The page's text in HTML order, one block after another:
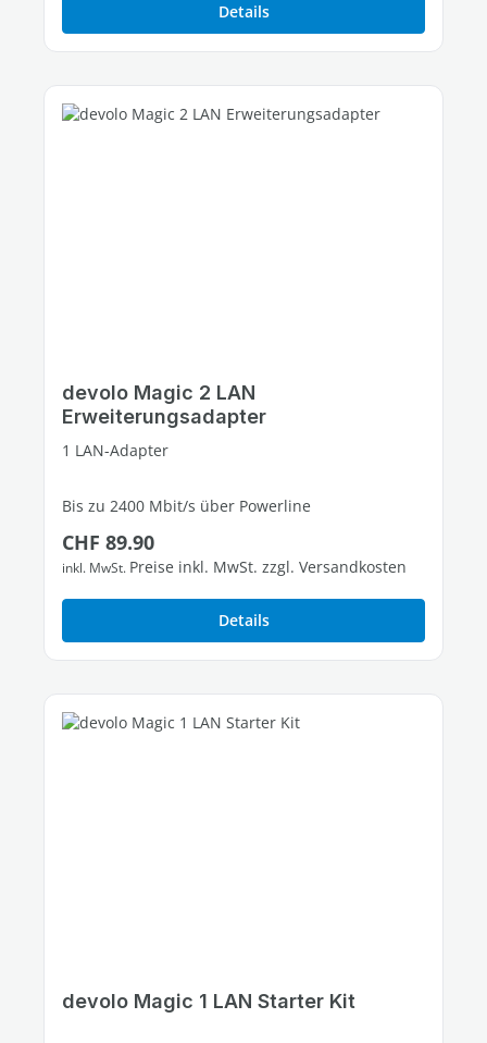
Details
devolo Magic 2 LAN
Erweiterungsadapter
1 LAN-Adapter
Bis zu 2400 Mbit/s über Powerline
1 freier Gigabit-LAN-Port
Regulärer Preis:
CHF 89.90
inkl. MwSt. Preise inkl. MwSt. zzgl. Versandkosten
Details
devolo Magic 1 LAN Starter Kit